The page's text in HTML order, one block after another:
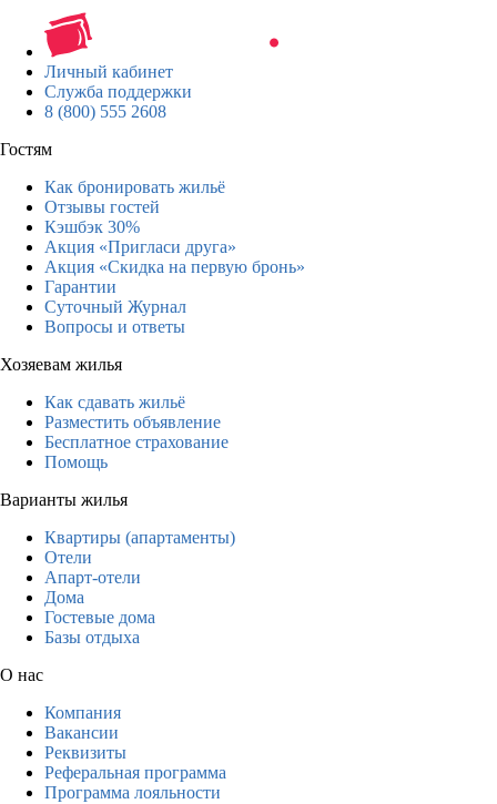
Личный кабинет
Служба поддержки
8 (800) 555 2608
Гостям
Как бронировать жильё
Отзывы гостей
Кэшбэк 30%
Акция «Пригласи друга»
Акция «Скидка на первую бронь»
Гарантии
Суточный Журнал
Вопросы и ответы
Хозяевам жилья
Как сдавать жильё
Разместить объявление
Бесплатное страхование
Помощь
Варианты жилья
Квартиры (апартаменты)
Отели
Апарт-отели
Дома
Гостевые дома
Базы отдыха
О нас
Компания
Вакансии
Реквизиты
Реферальная программа
Программа лояльности